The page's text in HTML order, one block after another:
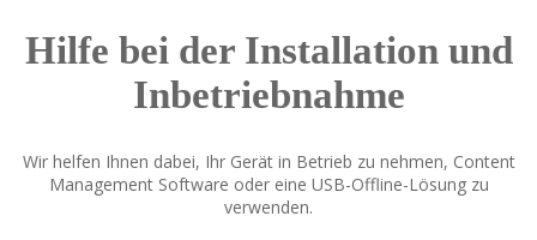
Hilfe bei der Installation und
Inbetriebnahme
Wir helfen Ihnen dabei, Ihr Gerät in Betrieb zu nehmen, Content
Management Software oder eine USB-Offline-Lösung zu
verwenden.